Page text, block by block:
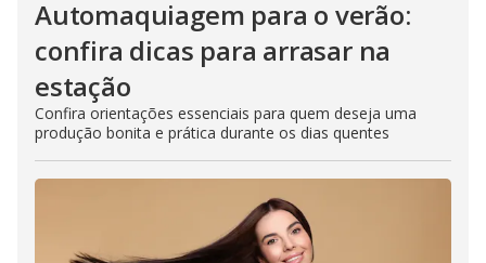
Automaquiagem para o verão:
confira dicas para arrasar na
estação
Confira orientações essenciais para quem deseja uma
produção bonita e prática durante os dias quentes